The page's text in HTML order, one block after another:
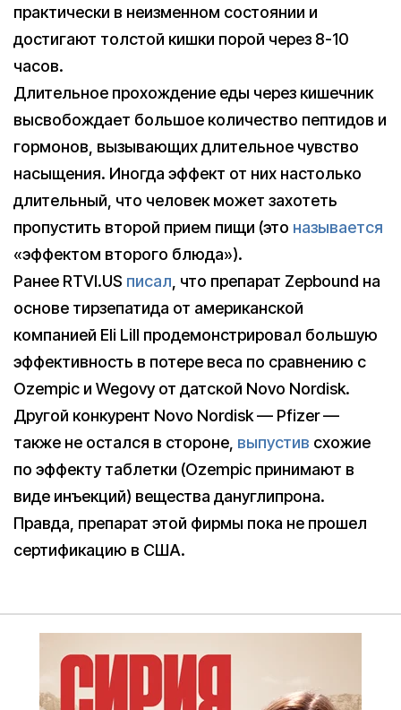
практически в неизменном состоянии и
достигают толстой кишки порой через 8-10
часов.
Длительное прохождение еды через кишечник
высвобождает большое количество пептидов и
гормонов, вызывающих длительное чувство
насыщения. Иногда эффект от них настолько
длительный, что человек может захотеть
пропустить второй прием пищи (это называется
«эффектом второго блюда»).
Ранее RTVI.US писал, что препарат Zepbound на
основе тирзепатида от американской
компанией Eli Lill продемонстрировал большую
эффективность в потере веса по сравнению с
Ozempic и Wegovy от датской Novo Nordisk.
Другой конкурент Novo Nordisk — Pfizer —
также не остался в стороне, выпустив схожие
по эффекту таблетки (Ozempic принимают в
виде инъекций) вещества дануглипрона.
Правда, препарат этой фирмы пока не прошел
сертификацию в США.